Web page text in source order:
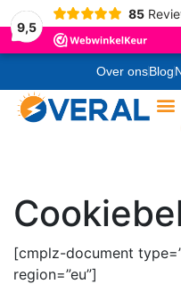
9,5
85
Over onsBlog
[cmplz-document
region=”eu”]